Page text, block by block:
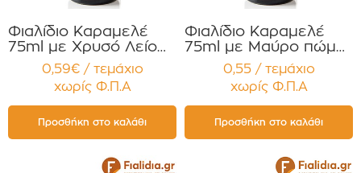
Φιαλίδιο Καραμελέ
75ml με Χρυσό Λείο
πώμα για Χάπια ,
Βιταμίνες
Συμπληρώματα
Διατροφής
Συσκευασία 12
τεμαχίων
0,59€ / τεμάχιο
χωρίς Φ.Π.Α
Προσθήκη στο καλάθι
Φιαλίδιο Καραμελέ
75ml με Μαύρο πώμα
Αλουμ. για Χάπια ,
Βιταμίνες
Συμπληρώματα
Διατροφής
Συσκευασία 12
τεμαχίων
0,55 / τεμάχιο
χωρίς Φ.Π.Α
Προσθήκη στο καλάθι